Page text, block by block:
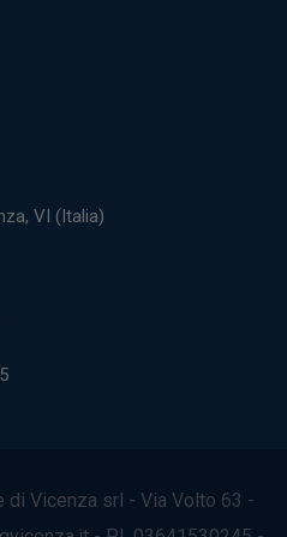
VI (Italia)
di Vicenza srl - Via Volto 63 -